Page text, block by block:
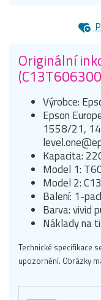
Originální
Výrobce:
Epson
1558/21,
Kapacita:
Model 1:
Model 2:
Balení: 1-
Barva: vivid
Náklady na
Technické specifikace
upozornění. Obrázky